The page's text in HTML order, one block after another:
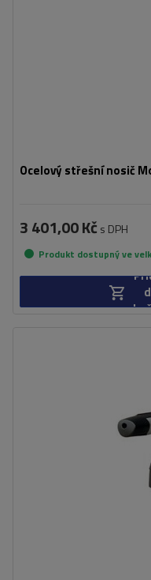
Ocelový střešní nosič
3 401,00 Kč s DPH
Produkt dostupný ve